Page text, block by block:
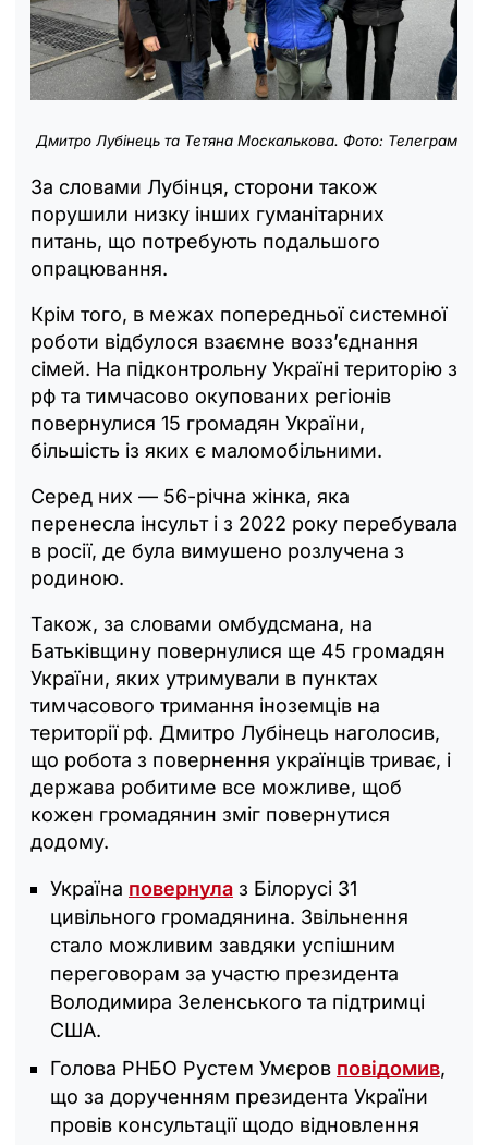
Дмитро Лубінець та Тетяна Москалькова. Фото: Телеграм
За словами Лубінця, сторони також
порушили низку інших гуманітарних
питань, що потребують подальшого
опрацювання.
Крім того, в межах попередньої системної
роботи відбулося взаємне воззʼєднання
сімей. На підконтрольну Україні територію з
рф та тимчасово окупованих регіонів
повернулися 15 громадян України,
більшість із яких є маломобільними.
Серед них — 56-річна жінка, яка
перенесла інсульт і з 2022 року перебувала
в росії, де була вимушено розлучена з
родиною.
Також, за словами омбудсмана, на
Батьківщину повернулися ще 45 громадян
України, яких утримували в пунктах
тимчасового тримання іноземців на
території рф. Дмитро Лубінець наголосив,
що робота з повернення українців триває, і
держава робитиме все можливе, щоб
кожен громадянин зміг повернутися
додому.
Україна повернула з Білорусі 31
цивільного громадянина. Звільнення
стало можливим завдяки успішним
переговорам за участю президента
Володимира Зеленського та підтримці
США.
Голова РНБО Рустем Умєров повідомив,
що за дорученням президента України
провів консультації щодо відновлення